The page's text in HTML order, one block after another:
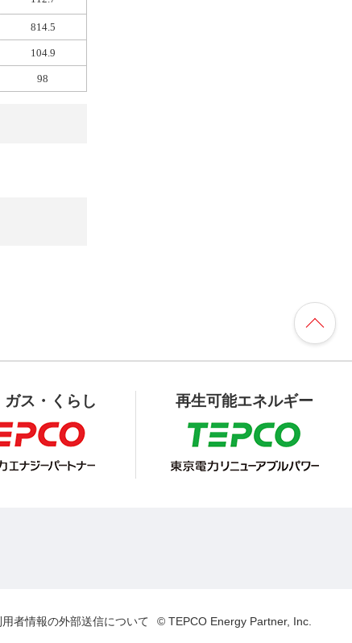
814.5
104.9
98
ガス・くらし 再生可能エネルギー
用者情報の外部送信について © TEPCO Energy Partner, Inc.